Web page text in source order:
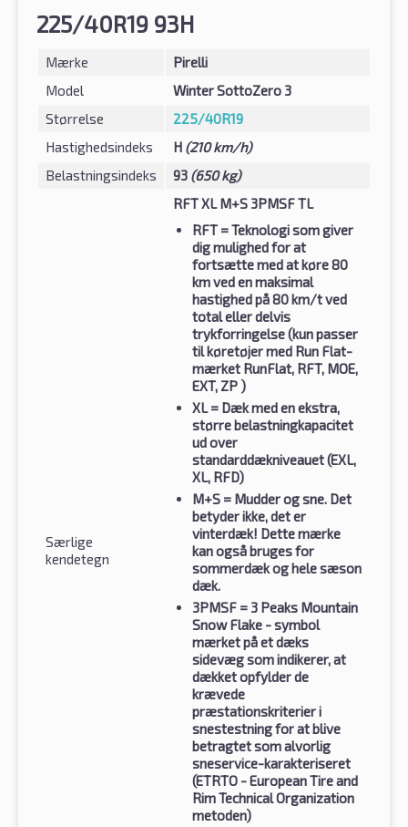
225/40R19 93H
Mærke
Pirelli
Model
Winter SottoZero 3
Størrelse
225/40R19
Hastighedsindeks
H (210 km/h)
Belastningsindeks
93 (650 kg)
Særlige
kendetegn
RFT XL M+S 3PMSF TL
RFT = Teknologi som giver
dig mulighed for at
fortsætte med at køre 80
km ved en maksimal
hastighed på 80 km/t ved
total eller delvis
trykforringelse (kun passer
til køretøjer med Run Flat-
mærket RunFlat, RFT, MOE,
EXT, ZP )
XL= Dæk med en ekstra,
større belastningkapacitet
ud over
standarddækniveauet (EXL,
XL, RFD)
M+S = Mudder og sne. Det
betyder ikke, det er
vinterdæk! Dette mærke
kan også bruges for
sommerdæk og hele sæson
dæk.
3PMSF = 3 Peaks Mountain
Snow Flake - symbol
mærket på et dæks
sidevæg som indikerer, at
dækket opfylder de
krævede
præstationskriterier i
snestestning for at blive
betragtet som alvorlig
sneservice-karakteriseret
(ETRTO - European Tire and
Rim Technical Organization
metoden)